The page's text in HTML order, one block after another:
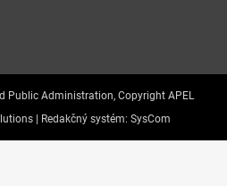
Public Administration, Copyright APEL
| Redakčný systém: SysCom